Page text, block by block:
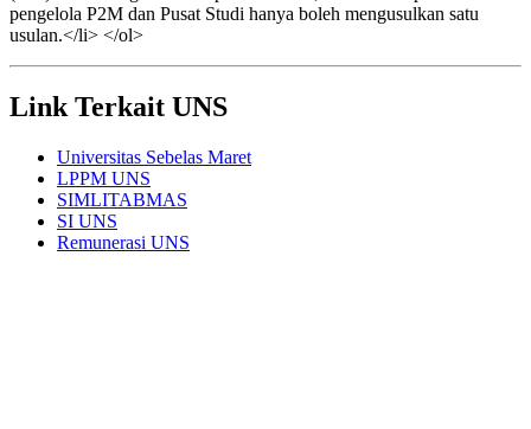
pengelola P2M dan Pusat Studi hanya boleh mengusulkan satu
usulan.</li> </ol>
Link Terkait UNS
Universitas Sebelas Maret
LPPM UNS
SIMLITABMAS
SI UNS
Remunerasi UNS